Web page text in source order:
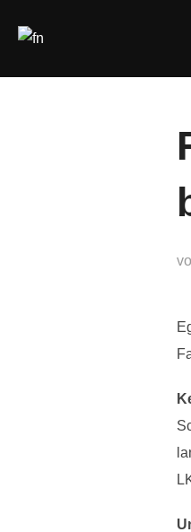
Inhalt